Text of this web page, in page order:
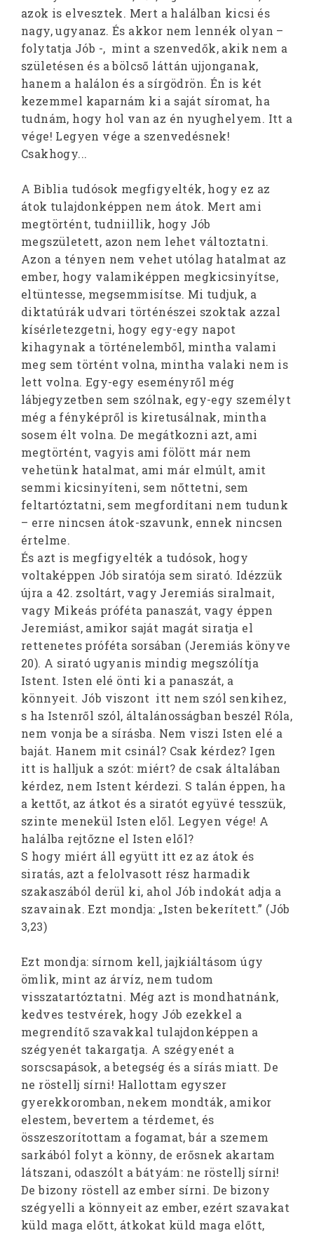
azok is elvesztek. Mert a halálban kicsi és
nagy, ugyanaz. És akkor nem lennék olyan –
folytatja Jób -, mint a szenvedők, akik nem a
születésen és a bölcső láttán ujjonganak,
hanem a halálon és a sírgödrön. Én is két
kezemmel kaparnám ki a saját síromat, ha
tudnám, hogy hol van az én nyughelyem. Itt a
vége! Legyen vége a szenvedésnek!
Csakhogy...
A Biblia tudósok megfigyelték, hogy ez az
átok tulajdonképpen nem átok. Mert ami
megtörtént, tudniillik, hogy Jób
megszületett, azon nem lehet változtatni.
Azon a tényen nem vehet utólag hatalmat az
ember, hogy valamiképpen megkicsinyítse,
eltüntesse, megsemmisítse. Mi tudjuk, a
diktatúrák udvari történészei szoktak azzal
kísérletezgetni, hogy egy-egy napot
kihagynak a történelemből, mintha valami
meg sem történt volna, mintha valaki nem is
lett volna. Egy-egy eseményről még
lábjegyzetben sem szólnak, egy-egy személyt
még a fényképről is kiretusálnak, mintha
sosem élt volna. De megátkozni azt, ami
megtörtént, vagyis ami fölött már nem
vehetünk hatalmat, ami már elmúlt, amit
semmi kicsinyíteni, sem nőttetni, sem
feltartóztatni, sem megfordítani nem tudunk
– erre nincsen átok-szavunk, ennek nincsen
értelme.
És azt is megfigyelték a tudósok, hogy
voltaképpen Jób siratója sem sirató. Idézzük
újra a 42. zsoltárt, vagy Jeremiás siralmait,
vagy Mikeás próféta panaszát, vagy éppen
Jeremiást, amikor saját magát siratja el
rettenetes próféta sorsában (Jeremiás könyve
20). A sirató ugyanis mindig megszólítja
Istent. Isten elé önti ki a panaszát, a
könnyeit. Jób viszont itt nem szól senkihez,
s ha Istenről szól, általánosságban beszél Róla,
nem vonja be a sírásba. Nem viszi Isten elé a
baját. Hanem mit csinál? Csak kérdez? Igen
itt is halljuk a szót: miért? de csak általában
kérdez, nem Istent kérdezi. S talán éppen, ha
a kettőt, az átkot és a siratót együvé tesszük,
szinte menekül Isten elől. Legyen vége! A
halálba rejtőzne el Isten elől?
S hogy miért áll együtt itt ez az átok és
siratás, azt a felolvasott rész harmadik
szakaszából derül ki, ahol Jób indokát adja a
szavainak. Ezt mondja: „Isten bekerített.” (Jób
3,23)
Ezt mondja: sírnom kell, jajkiáltásom úgy
ömlik, mint az árvíz, nem tudom
visszatartóztatni. Még azt is mondhatnánk,
kedves testvérek, hogy Jób ezekkel a
megrendítő szavakkal tulajdonképpen a
szégyenét takargatja. A szégyenét a
sorscsapások, a betegség és a sírás miatt. De
ne röstellj sírni! Hallottam egyszer
gyerekkoromban, nekem mondták, amikor
elestem, bevertem a térdemet, és
összeszorítottam a fogamat, bár a szemem
sarkából folyt a könny, de erősnek akartam
látszani, odaszólt a bátyám: ne röstellj sírni!
De bizony röstell az ember sírni. De bizony
szégyelli a könnyeit az ember, ezért szavakat
küld maga előtt, átkokat küld maga előtt,